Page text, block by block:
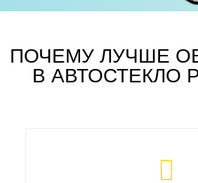
ПОЧЕМУ ЛУЧШЕ
В АВТОСТЕКЛО